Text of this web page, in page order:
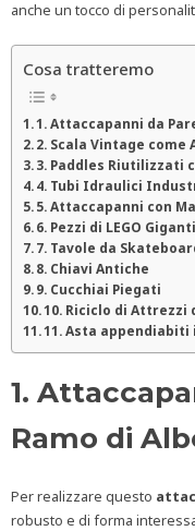
anche un tocco di
Cosa tratteremo
1. Attaccapanni da
2. Scala Vintage come
3. Paddles Riutilizzati
4. Tubi Idraulici
5. Attaccapanni con
6. Pezzi di LEGO Giganti
7. Tavole da
8. Chiavi Antiche
9. Cucchiai Piegati
10. Riciclo di Attrezzi
11. Asta appendiabiti
1.
Ramo di
Per realizzare questo
robusto e di forma